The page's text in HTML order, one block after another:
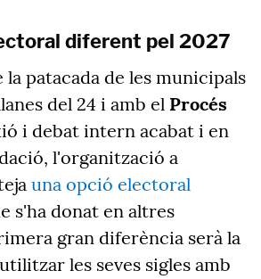
diferent pel 2027
la patacada de les municipals
del 24 i amb el Procés
i debat intern acabat i en
l'organització a
una opció electoral
s'ha donat en altres
gran diferència serà la
les seves sigles amb